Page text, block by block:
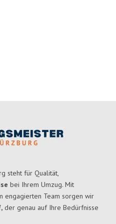
steht für Qualität,
bei Ihrem Umzug. Mit
engagierten Team sorgen wir
der genau auf Ihre Bedürfnisse